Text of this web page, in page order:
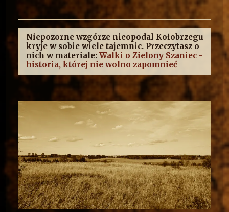
Niepozorne wzgórze nieopodal Kołobrzegu
kryje w sobie wiele tajemnic. Przeczytasz o
nich w materiale:Walki o Zielony Szaniec -
historia, której nie wolno zapomnieć